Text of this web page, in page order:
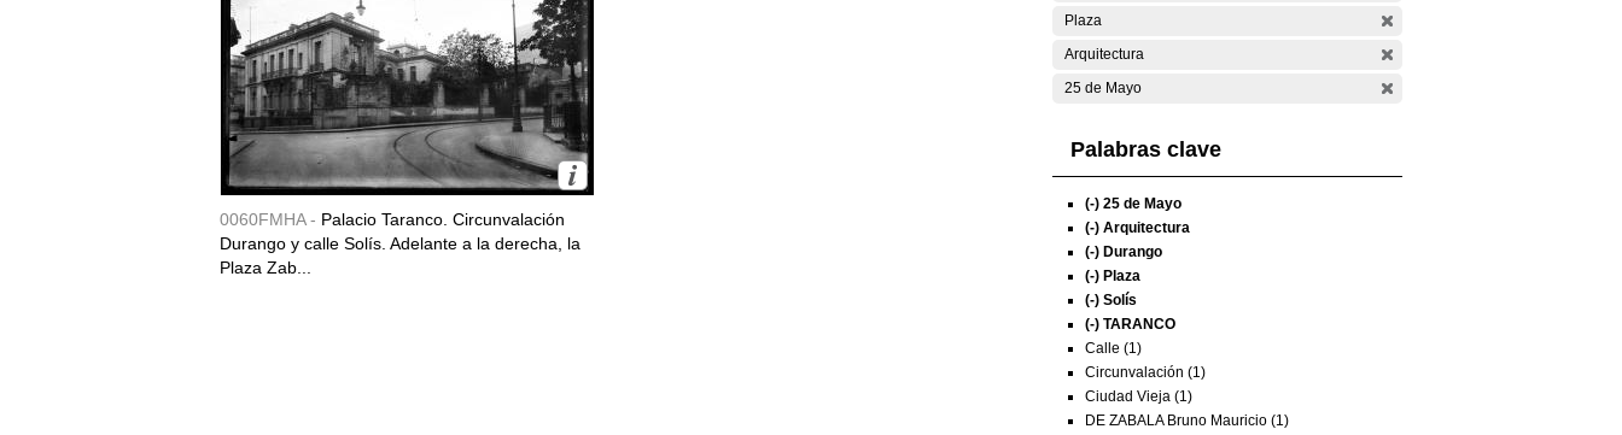
0060FMHA - Palacio Taranco. Circunvalación
Durango y calle Solís. Adelante a la derecha, la
Plaza Zab...
Plaza
Arquitectura
25 de Mayo
Palabras clave
(-) 25 de Mayo
(-) Arquitectura
(-) Durango
(-) Plaza
(-) Solís
(-) TARANCO
Calle (1)
Circunvalación (1)
Ciudad Vieja (1)
DE ZABALA Bruno Mauricio (1)